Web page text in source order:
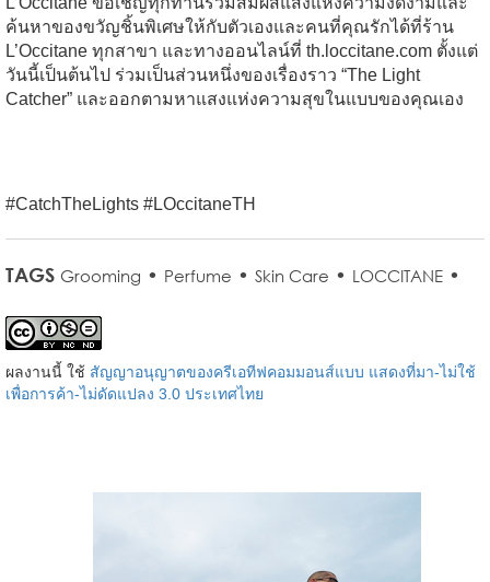
ค้นหาของขวัญชิ้นพิเศษให้กับตัวเองและคนที่คุณรักได้ที่ร้าน
L’Occitane ทุกสาขา และทางออนไลน์ที่ th.loccitane.com ตั้งแต่
วันนี้เป็นต้นไป ร่วมเป็นส่วนหนึ่งของเรื่องราว “The Light
Catcher” และออกตามหาแสงแห่งความสุขในแบบของคุณเอง
#CatchTheLights #LOccitaneTH
TAGS Grooming • Perfume • Skin Care • LOCCITANE •
ผลงานนี้ ใช้ สัญญาอนุญาตของครีเอทีฟคอมมอนส์แบบ แสดงที่มา-ไม่ใช้
เพื่อการค้า-ไม่ดัดแปลง 3.0 ประเทศไทย